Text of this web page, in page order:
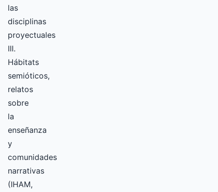
las
disciplinas
proyectuales
III.
Hábitats
semióticos,
relatos
sobre
la
enseñanza
y
comunidades
narrativas
(IHAM,